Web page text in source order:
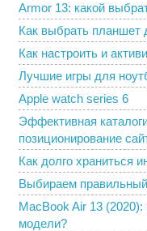
Armor 13: какой
Как выбрать планшет
Как настроить и
Лучшие игры для
Apple watch series 6
Эффективная
позиционирование
Как долго храниться
Выбираем
MacBook Air 13
модели?